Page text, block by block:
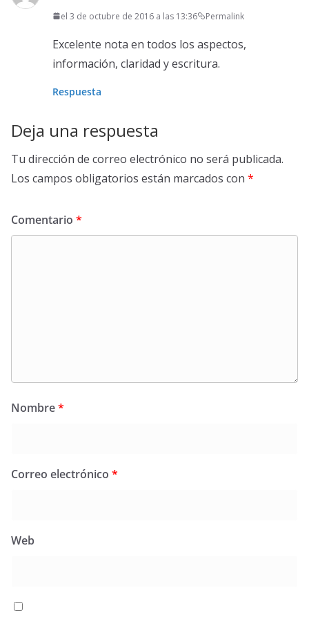
el 3 de octubre de 2016 a las 13:36 Permalink
Excelente nota en todos los aspectos,
información, claridad y escritura.
Respuesta
Deja una respuesta
Tu dirección de correo electrónico no será publicada.
Los campos obligatorios están marcados con *
Comentario *
Nombre*
Correo electrónico *
Web